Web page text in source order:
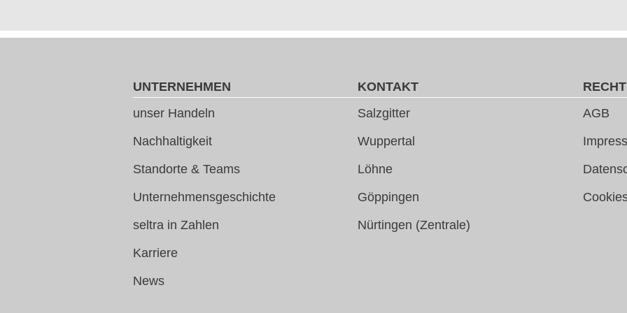
UNTERNEHMEN
unser Handeln
Nachhaltigkeit
Standorte & Teams
Unternehmensgeschichte
seltra in Zahlen
Karriere
News
KONTAKT
Salzgitter
Wuppertal
Löhne
Göppingen
Nürtingen (Zentrale)
AGB